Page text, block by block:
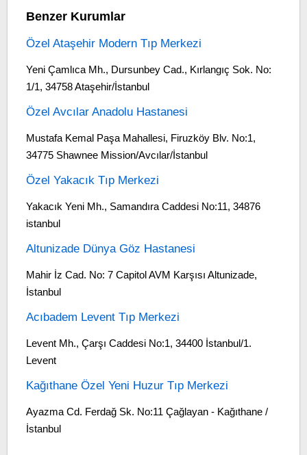
Benzer Kurumlar
Özel Ataşehir Modern Tıp Merkezi
Yeni Çamlıca Mh., Dursunbey Cad., Kırlangıç Sok. No:
1/1, 34758 Ataşehir/İstanbul
Özel Avcılar Anadolu Hastanesi
Mustafa Kemal Paşa Mahallesi, Firuzköy Blv. No:1,
34775 Shawnee Mission/Avcılar/İstanbul
Özel Yakacık Tıp Merkezi
Yakacık Yeni Mh., Samandıra Caddesi No:11, 34876
istanbul
Altunizade Dünya Göz Hastanesi
Mahir İz Cad. No: 7 Capitol AVM Karşısı Altunizade,
İstanbul
Acıbadem Levent Tıp Merkezi
Levent Mh., Çarşı Caddesi No:1, 34400 İstanbul/1.
Levent
Kağıthane Özel Yeni Huzur Tıp Merkezi
Ayazma Cd. Ferdağ Sk. No:11 Çağlayan - Kağıthane /
İstanbul